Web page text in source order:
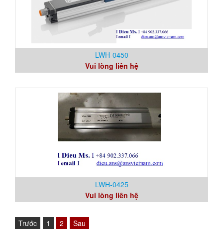
LWH-0450
Vui lòng liên hệ
LWH-0425
Vui lòng liên hệ
Trước 1 2 Sau